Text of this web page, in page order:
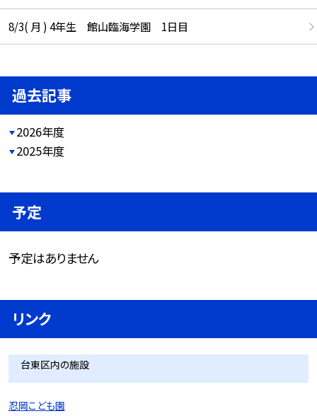
8/3( 月 ) 4年生 館山臨海学園 1日目
過去記事
2026年度
2025年度
予定
予定はありません
リンク
台東区内の施設
忍岡こども園